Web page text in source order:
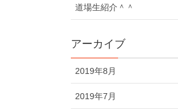
道場生紹介＾＾
アーカイブ
2019年8月
2019年7月